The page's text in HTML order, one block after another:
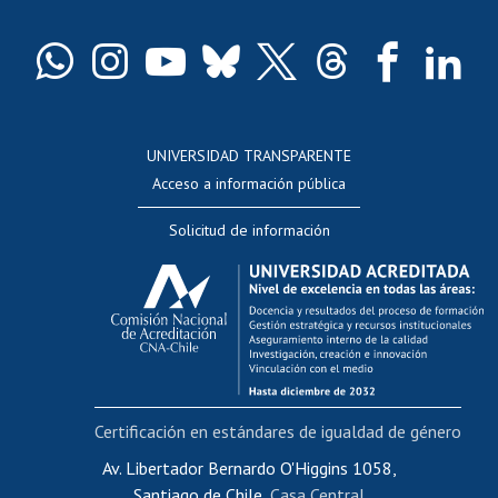
Docentes
Evaluación docente
Calificación académica
Postulación al AUCAI
Funcionarias/os
Cursos internos de capacitación
Bienestar del personal
Portal de movilidad interna
Certificado de renta
UNIVERSIDAD TRANSPARENTE
Acceso a información pública
Solicitud de información
Av. Libertador Bernardo O'Higgins 1058,
Certificación en estándares de igualdad de género